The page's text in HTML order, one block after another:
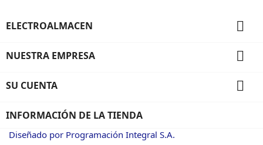
ELECTROALMACEN 
NUESTRA EMPRESA 
SU CUENTA 
INFORMACIÓN DE LA TIENDA
Diseñado por Programación Integral S.A.